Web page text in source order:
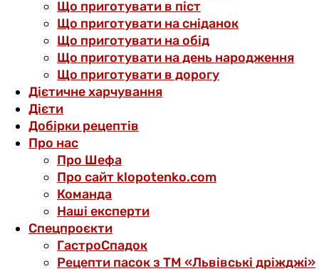
Що приготувати в піст
Що приготувати на сніданок
Що приготувати на обід
Що приготувати на день народження
Що приготувати в дорогу
Дієтичне харчування
Дієти
Добірки рецептів
Про нас
Про Шефа
Про сайт klopotenko.com
Команда
Наші експерти
Спецпроєкти
ГастроСпадок
Рецепти пасок з ТМ «Львівські дріжджі»